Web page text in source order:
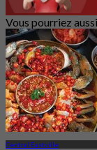
Vous pourriez
Central Eastville